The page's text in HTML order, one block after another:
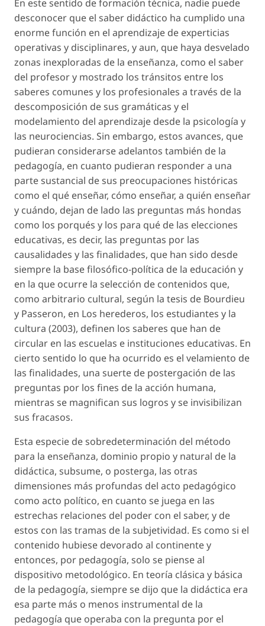
En este sentido de formación técnica, nadie puede
desconocer que el saber didáctico ha cumplido una
enorme función en el aprendizaje de experticias
operativas y disciplinares, y aun, que haya desvelado
zonas inexploradas de la enseñanza, como el saber
del profesor y mostrado los tránsitos entre los
saberes comunes y los profesionales a través de la
descomposición de sus gramáticas y el
modelamiento del aprendizaje desde la psicología y
las neurociencias. Sin embargo, estos avances, que
pudieran considerarse adelantos también de la
pedagogía, en cuanto pudieran responder a una
parte sustancial de sus preocupaciones históricas
como el qué enseñar, cómo enseñar, a quién enseñar
y cuándo, dejan de lado las preguntas más hondas
como los porqués y los para qué de las elecciones
educativas, es decir, las preguntas por las
causalidades y las finalidades, que han sido desde
siempre la base filosófico-política de la educación y
en la que ocurre la selección de contenidos que,
como arbitrario cultural, según la tesis de Bourdieu
y Passeron, en Los herederos, los estudiantes y la
cultura (2003), definen los saberes que han de
circular en las escuelas e instituciones educativas. En
cierto sentido lo que ha ocurrido es el velamiento de
las finalidades, una suerte de postergación de las
preguntas por los fines de la acción humana,
mientras se magnifican sus logros y se invisibilizan
sus fracasos.
Esta especie de sobredeterminación del método
para la enseñanza, dominio propio y natural de la
didáctica, subsume, o posterga, las otras
dimensiones más profundas del acto pedagógico
como acto político, en cuanto se juega en las
estrechas relaciones del poder con el saber, y de
estos con las tramas de la subjetividad. Es como si el
contenido hubiese devorado al continente y
entonces, por pedagogía, solo se piense al
dispositivo metodológico. En teoría clásica y básica
de la pedagogía, siempre se dijo que la didáctica era
esa parte más o menos instrumental de la
pedagogía que operaba con la pregunta por el